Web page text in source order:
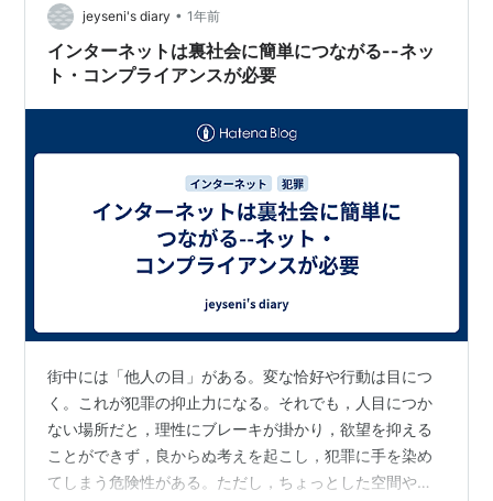
イヤを奪われたことから始まり、次々と計…
jeyseni's diary • 1年前
インターネットは裏社会に簡単につながる--ネッ
ト・コンプライアンスが必要
街中には「他人の目」がある。変な恰好や行動は目につ
く。これが犯罪の抑止力になる。それでも，人目につか
ない場所だと，理性にブレーキが掛かり，欲望を抑える
ことができず，良からぬ考えを起こし，犯罪に手を染め
てしまう危険性がある。ただし，ちょっとした空間や時